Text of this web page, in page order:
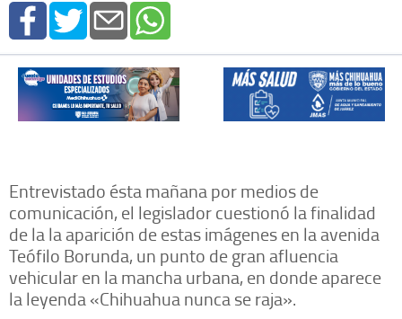
Entrevistado ésta mañana por medios de
comunicación, el legislador cuestionó la finalidad
de la la aparición de estas imágenes en la avenida
Teófilo Borunda, un punto de gran afluencia
vehicular en la mancha urbana, en donde aparece
la leyenda «Chihuahua nunca se raja».